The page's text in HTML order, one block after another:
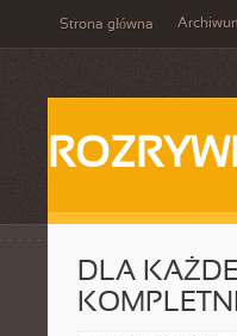
Strona główna
DLA